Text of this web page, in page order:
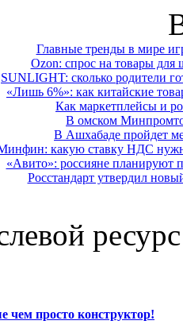
Главные тренды в мире
Ozon: спрос на товары для
SUNLIGHT: сколько родители
«Лишь 6%»: как китайские
Как маркетплейсы и
В омском
В Ашхабаде пройдет
какую ставку НДС
«Авито»: россияне планируют
Росстандарт утвердил
чем просто конструктор!